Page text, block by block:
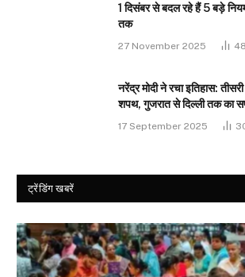
1 दिसंबर से बदल रहे हैं 5 बड़े
तक
27 November 2025
नरेंद्र मोदी ने रचा इतिहास:
शपथ, गुजरात से दिल्ली तक का
17 September 2025
ट्रेंडिंग खबरें